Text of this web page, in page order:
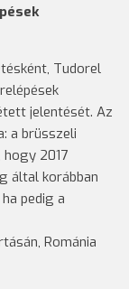
Tudorel
jelentését. Az
a brüsszeli
2017
által korábban
pedig a
Románia